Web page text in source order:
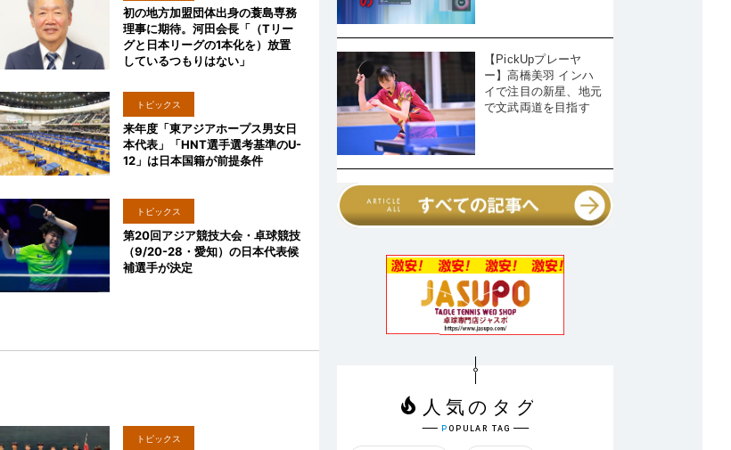
初の地方加盟団体出身の蓑島専務
理事に期待。河田会長「（Tリー
グと日本リーグの1本化を）放置
しているつもりはない」
トピックス
来年度「東アジアホープス男女日
本代表」「HNT選手選考基準のU-
12」は日本国籍が前提条件
トピックス
第20回アジア競技大会・卓球競技
（9/20-28・愛知）の日本代表候
補選手が決定
トピックス
【PickUpプレーヤ
ー】高橋美羽 インハ
イで注目の新星、地元
で文武両道を目指す